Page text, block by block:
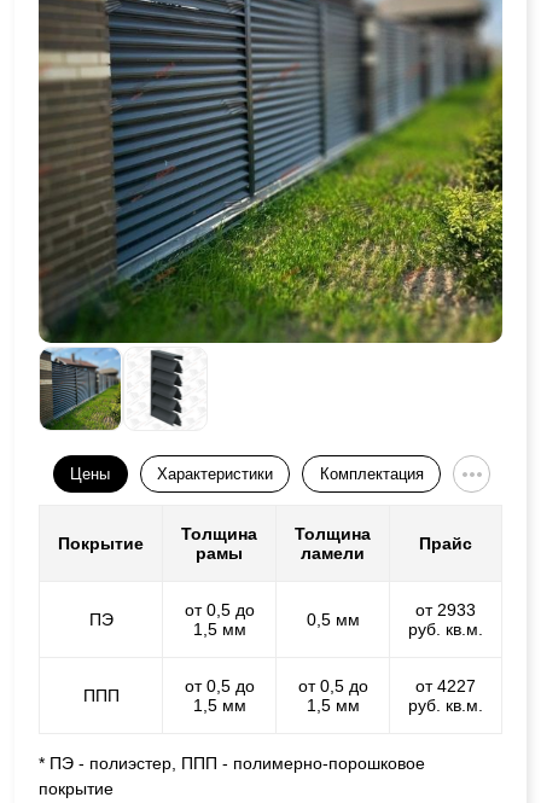
Цены Характеристики Комплектация
Покрытие
Толщина
рамы
Толщина
ламели
Прайс
ПЭ
от 0,5 до
1,5 мм
0,5 мм
от 2933
руб. кв.м.
ППП
от 0,5 до
1,5 мм
от 0,5 до
1,5 мм
от 4227
руб. кв.м.
* ПЭ - полиэстер, ППП - полимерно-порошковое
покрытие